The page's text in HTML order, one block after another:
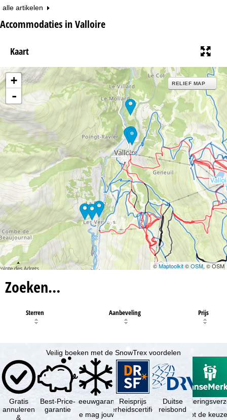
alle artikelen
Accommodaties in Valloire
Kaart
26
+
-
RELIEF MAP
©Maptoolkit©OSM, © OSM
Zoeken…
Sterren Aanbeveling Prijs
Veilig boeken met de SnowTrex voordelen
Gratis
annuleren
&
Best-Price-
garantie
Sneeuwgarantie
Je mag jouw
Reisprijs
zekerheidscertificaat
Duitse
reisbond
Je hebt de